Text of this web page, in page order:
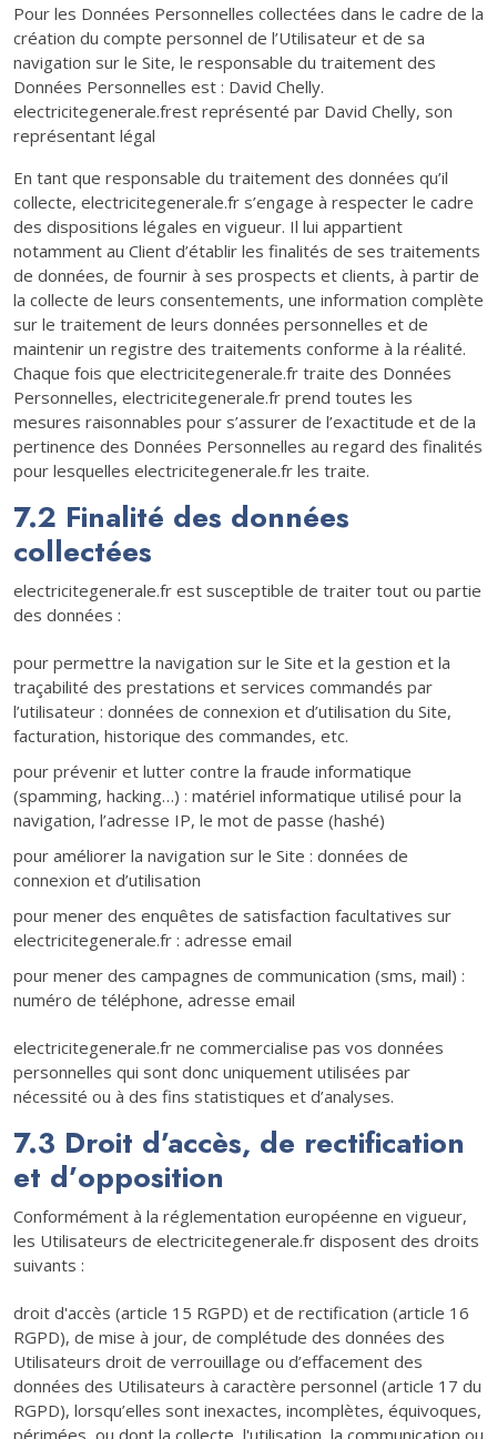
Pour les Données Personnelles collectées dans le cadre de la
création du compte personnel de l’Utilisateur et de sa
navigation sur le Site, le responsable du traitement des
Données Personnelles est : David Chelly.
electricitegenerale.frest représenté par David Chelly, son
représentant légal
En tant que responsable du traitement des données qu’il
collecte, electricitegenerale.fr s’engage à respecter le cadre
des dispositions légales en vigueur. Il lui appartient
notamment au Client d’établir les finalités de ses traitements
de données, de fournir à ses prospects et clients, à partir de
la collecte de leurs consentements, une information complète
sur le traitement de leurs données personnelles et de
maintenir un registre des traitements conforme à la réalité.
Chaque fois que electricitegenerale.fr traite des Données
Personnelles, electricitegenerale.fr prend toutes les
mesures raisonnables pour s’assurer de l’exactitude et de la
pertinence des Données Personnelles au regard des finalités
pour lesquelles electricitegenerale.fr les traite.
7.2 Finalité des données
collectées
electricitegenerale.fr est susceptible de traiter tout ou partie
des données :
pour permettre la navigation sur le Site et la gestion et la
traçabilité des prestations et services commandés par
l’utilisateur : données de connexion et d’utilisation du Site,
facturation, historique des commandes, etc.
pour prévenir et lutter contre la fraude informatique
(spamming, hacking…) : matériel informatique utilisé pour la
navigation, l’adresse IP, le mot de passe (hashé)
pour améliorer la navigation sur le Site : données de
connexion et d’utilisation
pour mener des enquêtes de satisfaction facultatives sur
electricitegenerale.fr : adresse email
pour mener des campagnes de communication (sms, mail) :
numéro de téléphone, adresse email
electricitegenerale.fr ne commercialise pas vos données
personnelles qui sont donc uniquement utilisées par
nécessité ou à des fins statistiques et d’analyses.
7.3 Droit d’accès, de rectification
et d’opposition
Conformément à la réglementation européenne en vigueur,
les Utilisateurs de electricitegenerale.fr disposent des droits
suivants :
droit d'accès (article 15 RGPD) et de rectification (article 16
RGPD), de mise à jour, de complétude des données des
Utilisateurs droit de verrouillage ou d’effacement des
données des Utilisateurs à caractère personnel (article 17 du
RGPD), lorsqu’elles sont inexactes, incomplètes, équivoques,
périmées, ou dont la collecte, l'utilisation, la communication ou